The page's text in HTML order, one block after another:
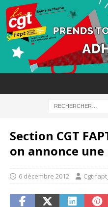
Section CGT
on annonce une
6 décembre 2012 Cgt-